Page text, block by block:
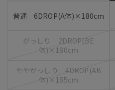
普通 6DROP(A体)×180cm
がっしり 2DROP(BE
体)×180cm
ややがっしり 4DROP(AB
体)×185cm